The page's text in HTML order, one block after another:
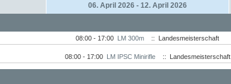
06. April 2026 - 12. April 2026
08:00 - 17:00 LM 300m :: Landesmeisterschaft
08:00 - 17:00 LM IPSC Minirifle :: Landesmeisterschaft